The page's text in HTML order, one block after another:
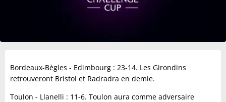
Bordeaux-Bègles - Edimbourg : 23-14. Les Girondins
retrouveront Bristol et Radradra en demie.
Toulon - Llanelli : 11-6. Toulon aura comme adversaire